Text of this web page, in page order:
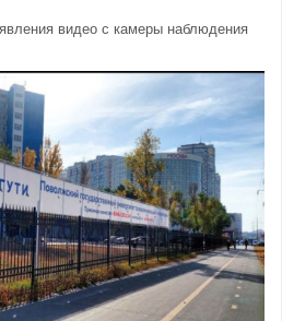
видео с камеры наблюдения